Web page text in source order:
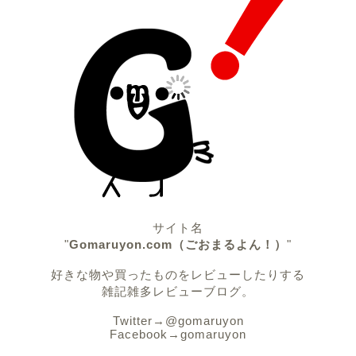
サイト名
"Gomaruyon.com（ごおまるよん！） "
好きな物や買ったものをレビューしたりする
雑記雑多レビューブログ。
Twitter→ @gomaruyon
Facebook→ gomaruyon